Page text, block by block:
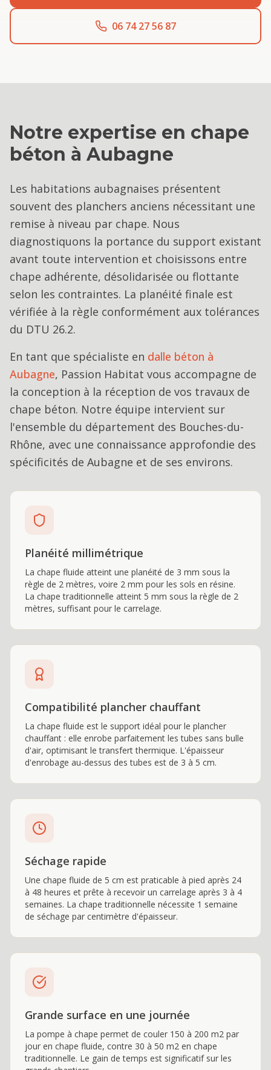
06 74 27 56 87
Notre expertise en chape
béton à Aubagne
Les habitations aubagnaises présentent
souvent des planchers anciens nécessitant une
remise à niveau par chape. Nous
diagnostiquons la portance du support existant
avant toute intervention et choisissons entre
chape adhérente, désolidarisée ou flottante
selon les contraintes. La planéité finale est
vérifiée à la règle conformément aux tolérances
du DTU 26.2.
En tant que spécialiste en dalle béton à
Aubagne, Passion Habitat vous accompagne de
la conception à la réception de vos travaux de
chape béton. Notre équipe intervient sur
l'ensemble du département des Bouches-du-
Rhône, avec une connaissance approfondie des
spécificités de Aubagne et de ses environs.
Planéité millimétrique
La chape fluide atteint une planéité de 3 mm sous la
règle de 2 mètres, voire 2 mm pour les sols en résine.
La chape traditionnelle atteint 5 mm sous la règle de 2
mètres, suffisant pour le carrelage.
Compatibilité plancher chauffant
La chape fluide est le support idéal pour le plancher
chauffant : elle enrobe parfaitement les tubes sans bulle
d'air, optimisant le transfert thermique. L'épaisseur
d'enrobage au-dessus des tubes est de 3 à 5 cm.
Séchage rapide
Une chape fluide de 5 cm est praticable à pied après 24
à 48 heures et prête à recevoir un carrelage après 3 à 4
semaines. La chape traditionnelle nécessite 1 semaine
de séchage par centimètre d'épaisseur.
Grande surface en une journée
La pompe à chape permet de couler 150 à 200 m2 par
jour en chape fluide, contre 30 à 50 m2 en chape
traditionnelle. Le gain de temps est significatif sur les